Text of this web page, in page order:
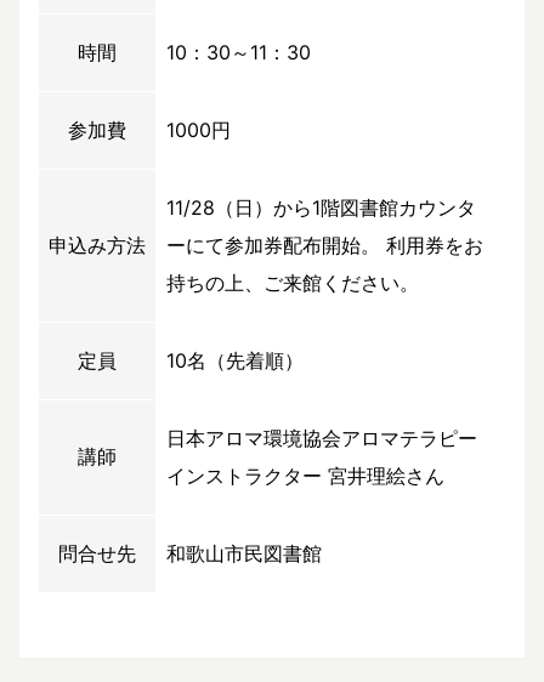
時間 10：30～11：30
参加費 1000円
申込み方法
11/28（日）から1階図書館カウンタ
ーにて参加券配布開始。 利用券をお
持ちの上、ご来館ください。
定員 10名（先着順）
講師
日本アロマ環境協会アロマテラピー
インストラクター 宮井理絵さん
問合せ先 和歌山市民図書館